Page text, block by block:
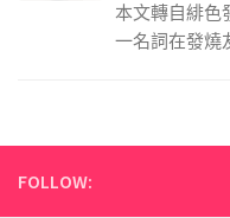
本文轉自緋色
一名詞在發燒
FOLLOW: